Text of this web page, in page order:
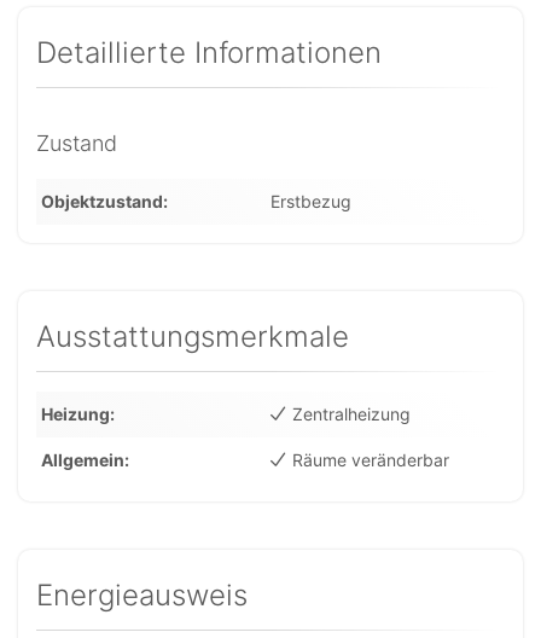
Detaillierte Informationen
Zustand
Objektzustand Erstbezug
Ausstattungsmerkmale
Heizung Zentralheizung
Allgemein Räume veränderbar
Energieausweis